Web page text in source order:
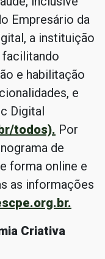
Empresário da
a instituição
e habilitação
e
Digital
todos). Por
de
forma online e
as informações
Criativa